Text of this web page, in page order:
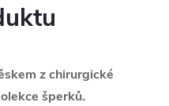
z chirurgické
šperků.